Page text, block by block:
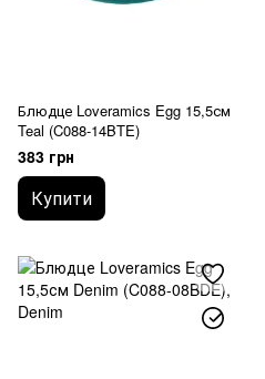
Блюдце Loveramics Egg 15,5см
Teal (C088-14BTE)
383 грн
Купити